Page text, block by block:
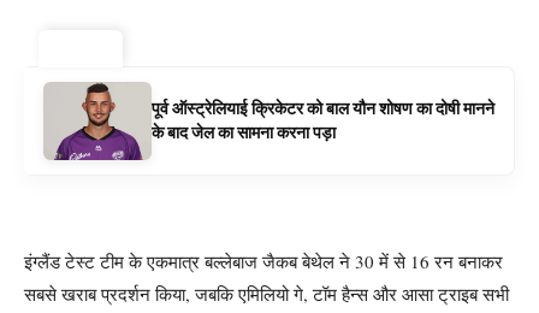
पूर्व ऑस्ट्रेलियाई क्रिकेटर को बाल यौन शोषण का दोषी मानने
के बाद जेल का सामना करना पड़ा
इंग्लैंड टेस्ट टीम के एकमात्र बल्लेबाज जैकब बेथेल ने 30 में से 16 रन बनाकर
सबसे खराब प्रदर्शन किया, जबकि एमिलियो गे, टॉम हैन्स और आसा ट्राइब सभी